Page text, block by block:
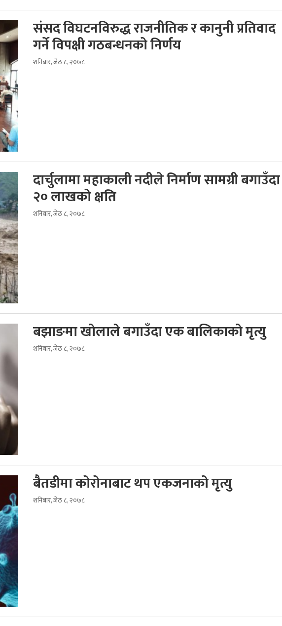
संसद विघटनविरुद्ध राजनीतिक र कानुनी प्रतिवाद
गर्ने विपक्षी गठबन्धनको निर्णय
शनिबार, जेठ ८, २०७८
दार्चुलामा महाकाली नदीले निर्माण सामग्री बगाउँदा
२० लाखको क्षति
शनिबार, जेठ ८, २०७८
बझाङमा खोलाले बगाउँदा एक बालिकाको मृत्यु
शनिबार, जेठ ८, २०७८
बैतडीमा कोरोनाबाट थप एकजनाको मृत्यु
शनिबार, जेठ ८, २०७८